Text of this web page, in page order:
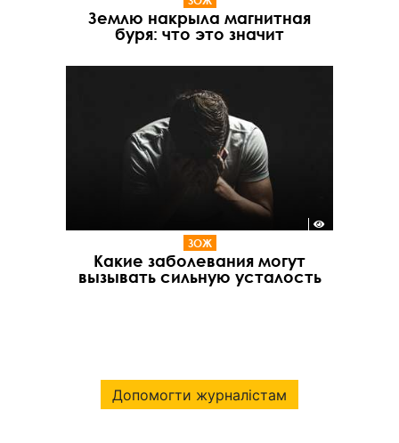
Землю накрыла магнитная
буря: что это значит
ЗОЖ
Какие заболевания могут
вызывать сильную усталость
Допомогти журналістам